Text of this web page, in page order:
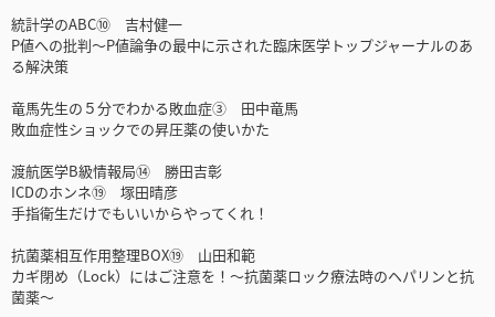
統計学のABC⑩ 吉村健一
P値への批判～P値論争の最中に示された臨床医学トップジャーナルのあ
る解決策
竜馬先生の５分でわかる敗血症③ 田中竜馬
敗血症性ショックでの昇圧薬の使いかた
渡航医学B級情報局⑭ 勝田吉彰
ICDのホンネ⑲ 塚田晴彦
手指衛生だけでもいいからやってくれ！
抗菌薬相互作用整理BOX⑲ 山田和範
カギ閉め（Lock）にはご注意を！～抗菌薬ロック療法時のヘパリンと抗
菌薬～